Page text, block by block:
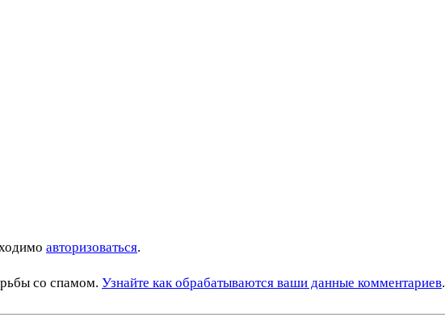
авторизоваться.
со спамом. Узнайте как обрабатываются ваши данные комментариев.